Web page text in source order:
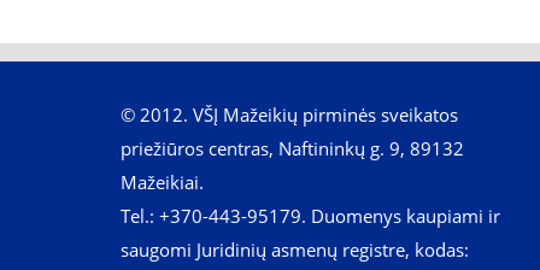
© 2012. VŠĮ Mažeikių pirminės sveikatos
priežiūros centras, Naftininkų g. 9, 89132
Mažeikiai.
Tel.: +370-443-95179. Duomenys kaupiami ir
saugomi Juridinių asmenų registre, kodas: